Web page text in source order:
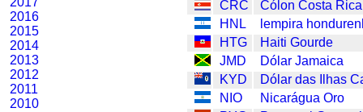
2016
2015
2014
2013
2012
2011
2010
CRC
Cólon Costa Rica
HNL
lempira
HTG
Haiti Gourde
JMD
Dólar Jamaica
KYD
Dólar das Ilhas
NIO
Nicarágua Oro